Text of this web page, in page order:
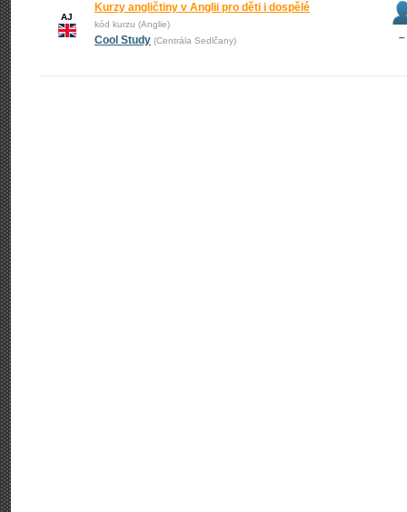
AJ
Kurzy angličtiny v Anglii pro děti i dospělé
kód kurzu (Anglie)
Cool Study (Centrála Sedlčany) –